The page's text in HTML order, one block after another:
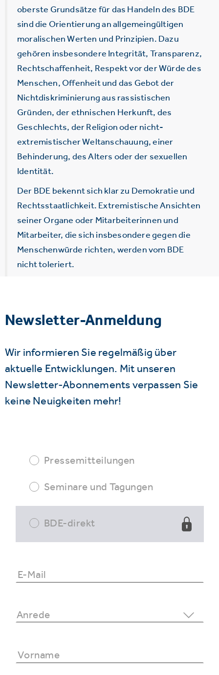
oberste Grundsätze für das Handeln des BDE
sind die Orientierung an allgemeingültigen
moralischen Werten und Prinzipien. Dazu
gehören insbesondere Integrität, Transparenz,
Rechtschaffenheit, Respekt vor der Würde des
Menschen, Offenheit und das Gebot der
Nichtdiskriminierung aus rassistischen
Gründen, der ethnischen Herkunft, des
Geschlechts, der Religion oder nicht-
extremistischer Weltanschauung, einer
Behinderung, des Alters oder der sexuellen
Identität.
Der BDE bekennt sich klar zu Demokratie und
Rechtsstaatlichkeit. Extremistische Ansichten
seiner Organe oder Mitarbeiterinnen und
Mitarbeiter, die sich insbesondere gegen die
Menschenwürde richten, werden vom BDE
nicht toleriert.
Newsletter-Anmeldung
Wir informieren Sie regelmäßig über
aktuelle Entwicklungen. Mit unseren
Newsletter-Abonnements verpassen Sie
keine Neuigkeiten mehr!
Pressemitteilungen
Seminare und Tagungen
BDE-direkt